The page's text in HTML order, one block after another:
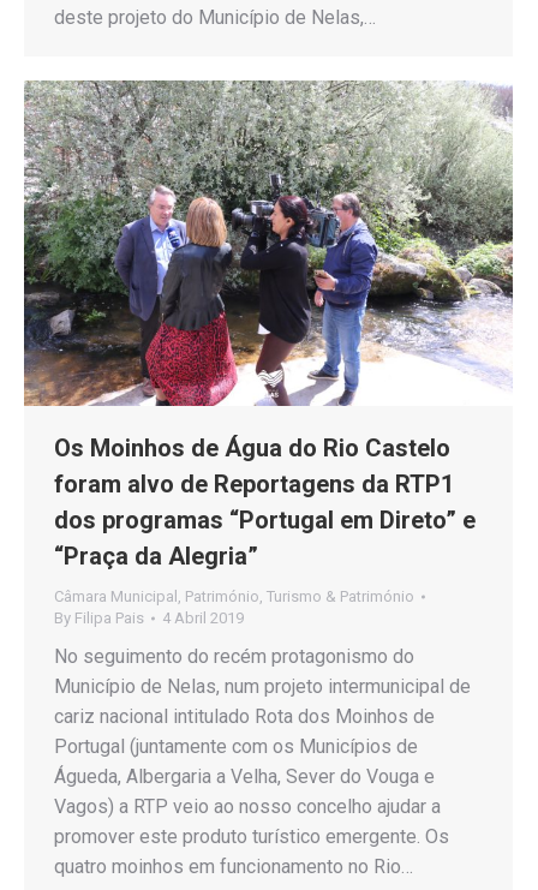
deste projeto do Município de Nelas,…
Os Moinhos de Água do Rio Castelo
foram alvo de Reportagens da RTP1
dos programas “Portugal em Direto” e
“Praça da Alegria”
Câmara Municipal , Património, Turismo & Património
By Filipa Pais 4 Abril 2019
No seguimento do recém protagonismo do
Município de Nelas, num projeto intermunicipal de
cariz nacional intitulado Rota dos Moinhos de
Portugal (juntamente com os Municípios de
Águeda, Albergaria a Velha, Sever do Vouga e
Vagos) a RTP veio ao nosso concelho ajudar a
promover este produto turístico emergente. Os
quatro moinhos em funcionamento no Rio…